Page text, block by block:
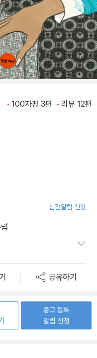
100자평 3편 리뷰 12편
신간알림 신청
공유하기
중고 등록
알림 신청